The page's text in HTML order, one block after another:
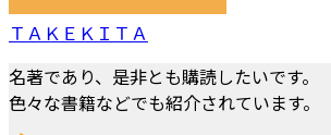
ＴＡＫＥＫＩＴＡ
名著であり、是非とも購読したいです。
色々な書籍などでも紹介されています。